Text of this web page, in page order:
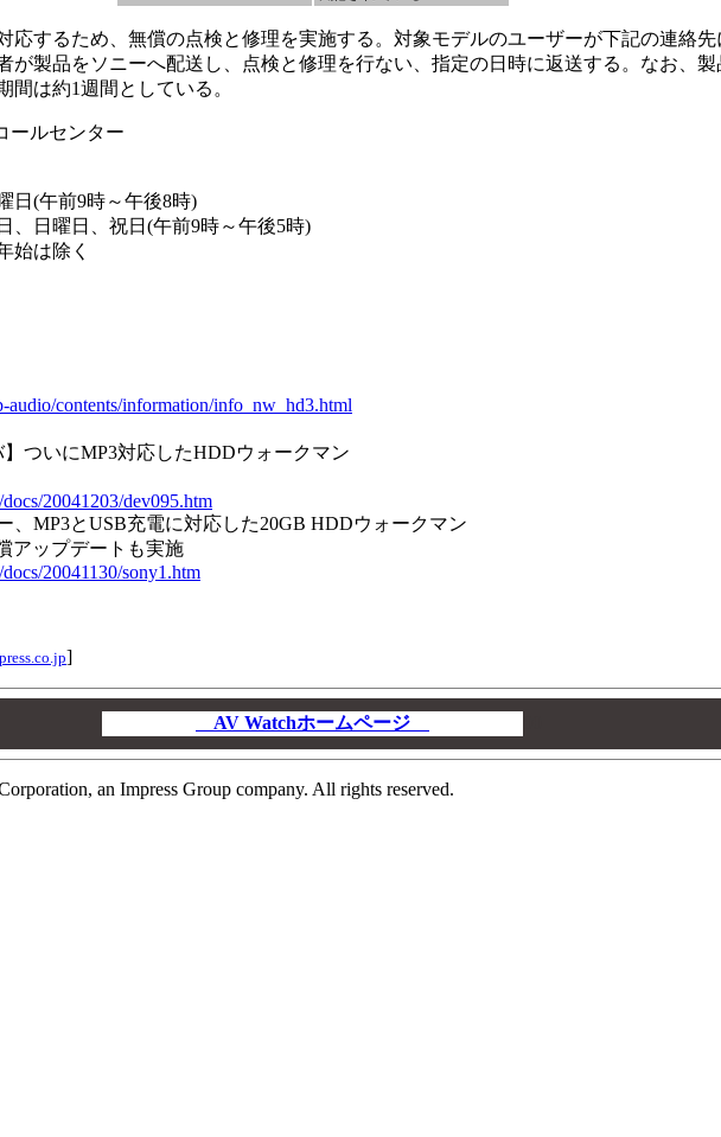
するため、無償の点検と修理を実施する。対象モデルのユーザーが下記の連絡先
が製品をソニーへ配送し、点検と修理を行ない、指定の日時に返送する。なお、
間は約1週間としている。
ールセンター
日(午前9時～午後8時)
祝日(午前9時～午後5時)
く
audio/contents/information/info_nw_hd3.html
】ついにMP3対応したHDDウォークマン
20041203/dev095.htm
、MP3とUSB充電に対応した20GB HDDウォークマン
アップデートも実施
20041130/sony1.htm
]
AV Watchホームページ
an Impress Group company. All rights reserved.